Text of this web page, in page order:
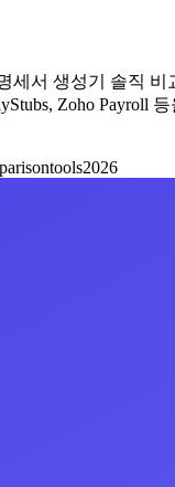
세서 생성기 솔직 비
Zoho Payroll
tools2026